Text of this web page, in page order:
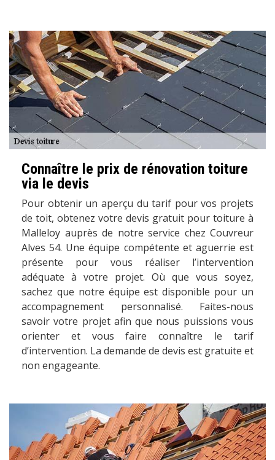
Connaître le prix de rénovation toiture
via le devis
Pour obtenir un aperçu du tarif pour vos projets
de toit, obtenez votre devis gratuit pour toiture à
Malleloy auprès de notre service chez Couvreur
Alves 54. Une équipe compétente et aguerrie est
présente pour vous réaliser l’intervention
adéquate à votre projet. Où que vous soyez,
sachez que notre équipe est disponible pour un
accompagnement personnalisé. Faites-nous
savoir votre projet afin que nous puissions vous
orienter et vous faire connaître le tarif
d’intervention. La demande de devis est gratuite et
non engageante.